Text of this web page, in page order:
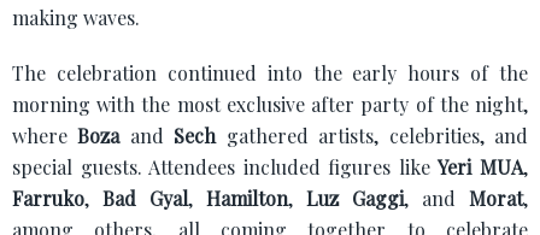
making waves.
The celebration continued into the early hours of the
morning with the most exclusive after party of the night,
whereBozaand Sech gathered artists, celebrities, and
special guests. Attendees included figures likeYeri MUA,
Farruko, Bad Gyal, Hamilton, Luz Gaggi, and Morat,
among others, all coming together to celebrate